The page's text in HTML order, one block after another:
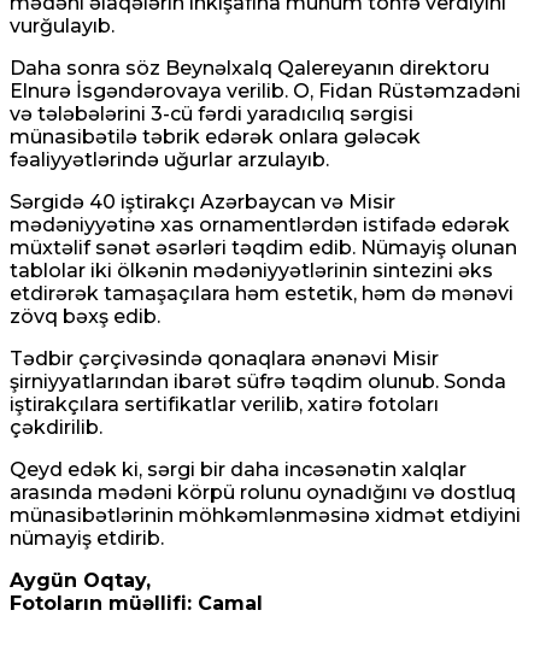
vurğulayıb.
Daha sonra söz Beynəlxalq Qalereyanın direktoru
Elnurə İsgəndərovaya verilib. O, Fidan Rüstəmzadəni
və tələbələrini 3-cü fərdi yaradıcılıq sərgisi
münasibətilə təbrik edərək onlara gələcək
fəaliyyətlərində uğurlar arzulayıb.
Sərgidə 40 iştirakçı Azərbaycan və Misir
mədəniyyətinə xas ornamentlərdən istifadə edərək
müxtəlif sənət əsərləri təqdim edib. Nümayiş olunan
tablolar iki ölkənin mədəniyyətlərinin sintezini əks
etdirərək tamaşaçılara həm estetik, həm də mənəvi
zövq bəxş edib.
Tədbir çərçivəsində qonaqlara ənənəvi Misir
şirniyyatlarından ibarət süfrə təqdim olunub. Sonda
iştirakçılara sertifikatlar verilib, xatirə fotoları
çəkdirilib.
Qeyd edək ki, sərgi bir daha incəsənətin xalqlar
arasında mədəni körpü rolunu oynadığını və dostluq
münasibətlərinin möhkəmlənməsinə xidmət etdiyini
nümayiş etdirib.
Aygün Oqtay,
Fotoların müəllifi: Camal